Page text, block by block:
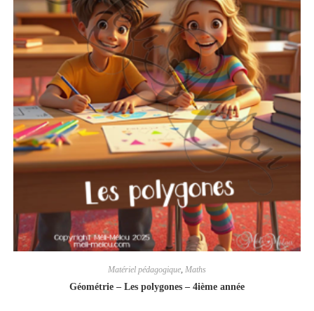
Matériel pédagogique Maths
Géométrie – Les polygones – 4ième année